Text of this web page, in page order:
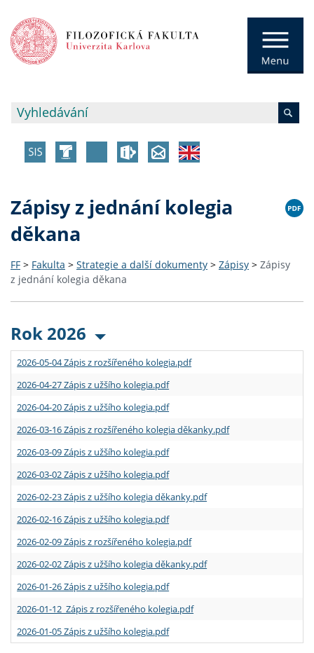
Zápisy z jednání kolegia
děkana
FF > Fakulta > Strategie a další dokumenty > Zápisy > Zápisy
z jednání kolegia děkana
Rok 2026
2026-05-04 Zápis z rozšířeného kolegia.pdf
2026-04-27 Zápis z užšího kolegia.pdf
2026-04-20 Zápis z užšího kolegia.pdf
2026-03-16 Zápis z rozšířeného kolegia děkanky.pdf
2026-03-09 Zápis z užšího kolegia.pdf
2026-03-02 Zápis z užšího kolegia.pdf
2026-02-23 Zápis z užšího kolegia děkanky.pdf
2026-02-16 Zápis z užšího kolegia.pdf
2026-02-09 Zápis z rozšířeného kolegia.pdf
2026-02-02 Zápis z užšího kolegia děkanky.pdf
2026-01-26 Zápis z užšího kolegia.pdf
2026-01-12 Zápis z rozšířeného kolegia.pdf
2026-01-05 Zápis z užšího kolegia.pdf